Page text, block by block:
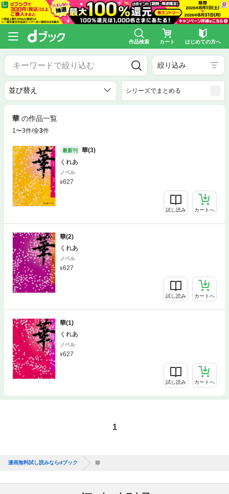
作品検索 カート はじめての方へ
絞り込み
シリーズでまとめる
華 の作品一覧
1〜3件/全3件
最新刊
華(3)
くれあ
ノベル
627
試し読み カートへ
華(2)
くれあ
ノベル
627
試し読み カートへ
華(1)
くれあ
ノベル
627
試し読み カートへ
1
漫画無料試し読みならdブック 華